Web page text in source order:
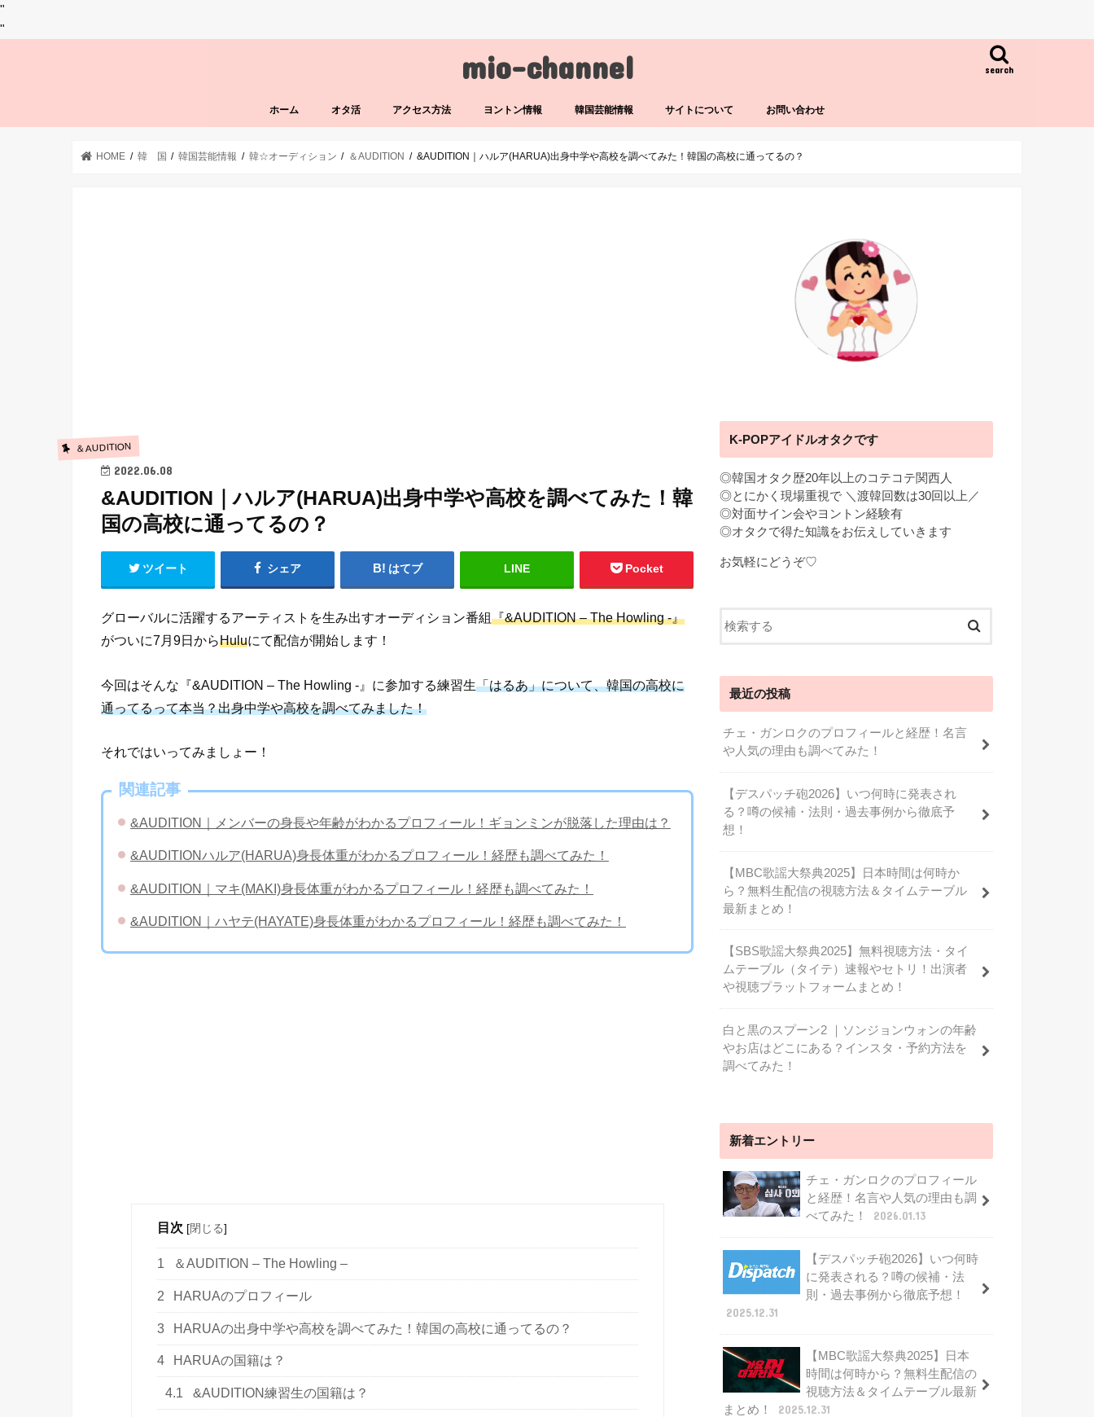
"
"
mio-channel search
ホーム オタ活 アクセス方法 ヨントン情報 韓国芸能情報 サイトについて お問い合わせ
HOME 韓 国 韓国芸能情報 韓☆オーディション ＆AUDITION &AUDITION｜ハルア(HARUA)出身中学や高校を調べてみた！韓国の高校に通ってるの？
＆AUDITION
2022.06.08
&AUDITION｜ハルア(HARUA)出身中学や高校を調べてみた！韓
国の高校に通ってるの？
ツイート シェア はてブ LINE Pocket
グローバルに活躍するアーティストを生み出すオーディション番組『&AUDITION – The Howling -』
がついに7月9日からHuluにて配信が開始します！
今回はそんな『&AUDITION – The Howling -』に参加する練習生「はるあ」について、韓国の高校に
通ってるって本当？出身中学や高校を調べてみました！
それではいってみましょー！
関連記事
&AUDITION｜メンバーの身長や年齢がわかるプロフィール！ギョンミンが脱落した理由は？
&AUDITIONハルア(HARUA)身長体重がわかるプロフィール！経歴も調べてみた！
&AUDITION｜マキ(MAKI)身長体重がわかるプロフィール！経歴も調べてみた！
&AUDITION｜ハヤテ(HAYATE)身長体重がわかるプロフィール！経歴も調べてみた！
目次 [閉じる]
1 ＆AUDITION – The Howling –
2 HARUAのプロフィール
3 HARUAの出身中学や高校を調べてみた！韓国の高校に通ってるの？
4 HARUAの国籍は？
4.1 &AUDITION練習生の国籍は？
K-POPアイドルオタクです
◎韓国オタク歴20年以上のコテコテ関西人
◎とにかく現場重視で ＼渡韓回数は30回以上／
◎対面サイン会やヨントン経験有
◎オタクで得た知識をお伝えしていきます
お気軽にどうぞ♡
最近の投稿
チェ・ガンロクのプロフィールと経歴！名言
や人気の理由も調べてみた！
【デスパッチ砲2026】いつ何時に発表され
る？噂の候補・法則・過去事例から徹底予
想！
【MBC歌謡大祭典2025】日本時間は何時か
ら？無料生配信の視聴方法＆タイムテーブル
最新まとめ！
【SBS歌謡大祭典2025】無料視聴方法・タイ
ムテーブル（タイテ）速報やセトリ！出演者
や視聴プラットフォームまとめ！
白と黒のスプーン2 ｜ソンジョンウォンの年齢
やお店はどこにある？インスタ・予約方法を
調べてみた！
新着エントリー
チェ・ガンロクのプロフィール
と経歴！名言や人気の理由も調
べてみた！
2026.01.13
【デスパッチ砲2026】いつ何時
に発表される？噂の候補・法
則・過去事例から徹底予想！
2025.12.31
【MBC歌謡大祭典2025】日本
時間は何時から？無料生配信の
視聴方法＆タイムテーブル最新
まとめ！
2025.12.31